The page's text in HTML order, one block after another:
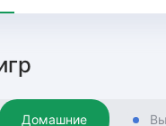
Динамо Мн
Динамо М
Домашние